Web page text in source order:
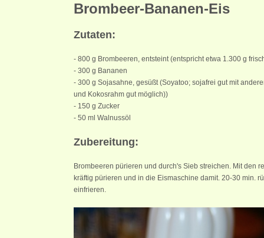
Brombeer-Bananen-Eis
Zutaten:
- 800 g Brombeeren, entsteint (entspricht etwa 1.300 g
- 300 g Bananen
- 300 g Sojasahne, gesüßt (Soyatoo; sojafrei gut mit
und Kokosrahm gut möglich))
- 150 g Zucker
- 50 ml Walnussöl
Zubereitung:
Brombeeren pürieren und durch's Sieb streichen. Mit den
kräftig pürieren und in die Eismaschine damit. 20-30 min.
einfrieren.